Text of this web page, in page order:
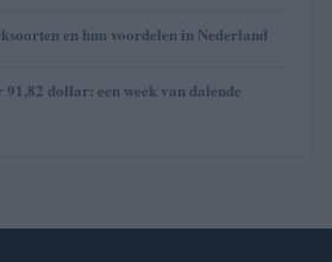
en hun voordelen in Nederland
dollar: een week van dalende